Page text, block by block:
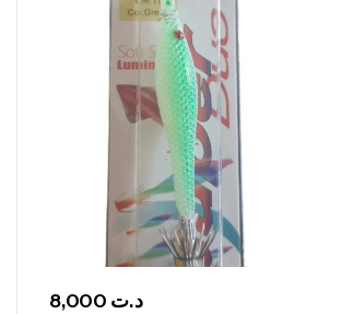
د.ت